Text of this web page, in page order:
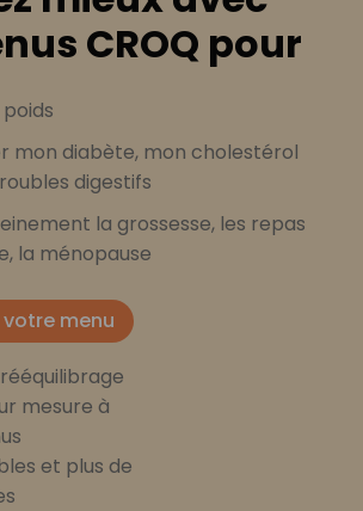
CROQ pour
mon diabète, mon cholestérol
digestifs
la grossesse, les repas
la ménopause
menu
mesure à
et plus de